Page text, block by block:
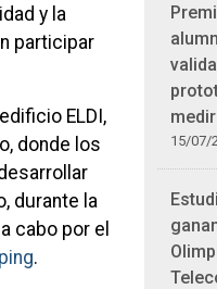
y la
participar
ELDI,
donde los
durante la
cabo por el
.
15/07/